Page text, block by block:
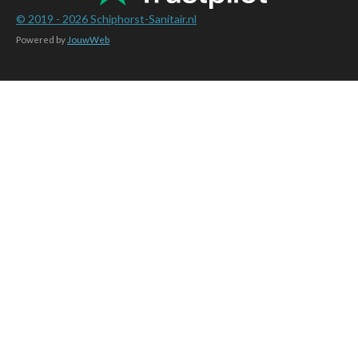
© 2019 - 2026Schiphorst-Sanitair.nl
Powered by JouwWeb